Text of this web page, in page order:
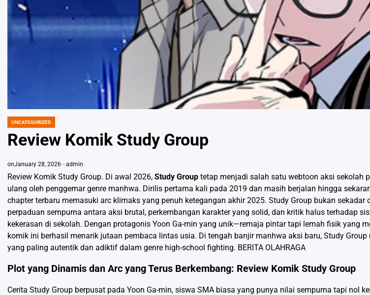
POSTED
UNCATEGORIZED
Review Komik Study Group
onJanuary 28, 2026 admin
Review Komik Study Group. Di awal 2026, Study Group tetap menjadi salah satu webtoon aksi sekolah
ulang oleh penggemar genre manhwa. Dirilis pertama kali pada 2019 dan masih berjalan hingga
chapter terbaru memasuki arc klimaks yang penuh ketegangan akhir 2025. Study Group bukan sekadar
perpaduan sempurna antara aksi brutal, perkembangan karakter yang solid, dan kritik halus terhadap
kekerasan di sekolah. Dengan protagonis Yoon Ga-min yang unik—remaja pintar tapi lemah fisik yang
komik ini berhasil menarik jutaan pembaca lintas usia. Di tengah banjir manhwa aksi baru, Study
yang paling autentik dan adiktif dalam genre high-school fighting. BERITA OLAHRAGA
Plot yang Dinamis dan Arc yang Terus Berkembang: Review Komik Study Group
Cerita Study Group berpusat pada Yoon Ga-min, siswa SMA biasa yang punya nilai sempurna tapi nol